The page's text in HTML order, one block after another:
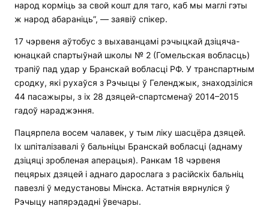
народ корміць за свой кошт для таго, каб мы маглі гэты
ж народ абараніць”, — заявіў спікер.
17 чэрвеня аўтобус з выхаванцамі рэчыцкай дзіцяча-
юнацкай спартыўнай школы № 2 (Гомельская вобласць)
трапіў пад удар у Бранскай вобласці РФ. У транспартным
сродку, які рухаўся з Рэчыцы ў Геленджык, знаходзіліся
44 пасажыры, з іх 28 дзяцей-спартсменаў 2014–2015
гадоў нараджэння.
Пацярпела восем чалавек, у тым ліку шасцёра дзяцей.
Іх шпіталізавалі ў бальніцы Бранскай вобласці (аднаму
дзіцяці зробленая аперацыя). Ранкам 18 чэрвеня
пецярых дзяцей і аднаго дарослага з расійскіх бальніц
павезлі ў медустановы Мінска. Астатнія вярнуліся ў
Рэчыцу напярэдадні ўвечары.